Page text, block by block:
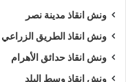
ونش انقاذ مدينة نصر
ونش انقاذ الطريق الزراعي
ونش انقاذ حدائق الأهرام
ونش انقاذ وسط البلد